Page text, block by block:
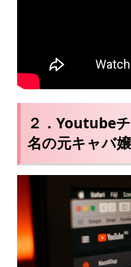
２．Youtube
名の元キャバ嬢